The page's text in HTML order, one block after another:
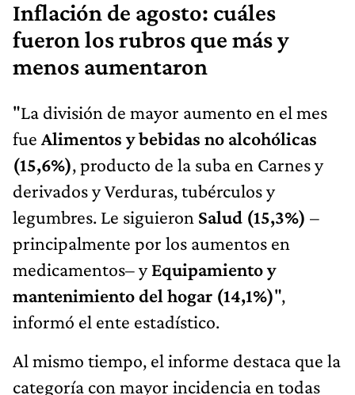
Inflación de agosto: cuáles
fueron los rubros que más y
menos aumentaron
"La división de mayor aumento en el mes
fue Alimentos y bebidas no alcohólicas
(15,6%), producto de la suba en Carnes y
derivados y Verduras, tubérculos y
legumbres. Le siguieron Salud (15,3%) –
principalmente por los aumentos en
medicamentos– yEquipamiento y
mantenimiento del hogar (14,1%)",
informó el ente estadístico.
Al mismo tiempo, el informe destaca que la
categoría con mayor incidencia en todas